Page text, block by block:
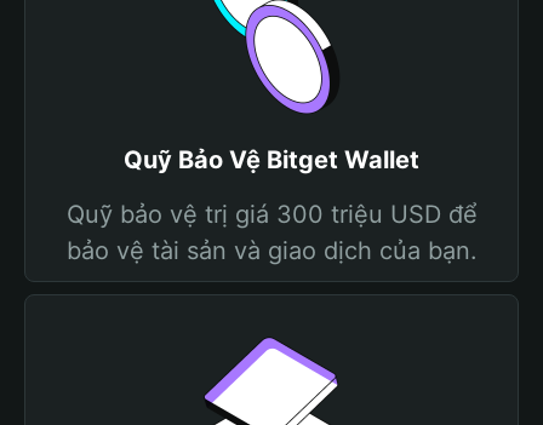
Quỹ Bảo Vệ Bitget Wallet
Quỹ bảo vệ trị giá 300 triệu USD để
bảo vệ tài sản và giao dịch của bạn.